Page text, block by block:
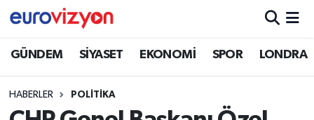
GÜNDEM SİYASET EKONOMİ SPOR LONDRA
HABERLER POLİTİKA